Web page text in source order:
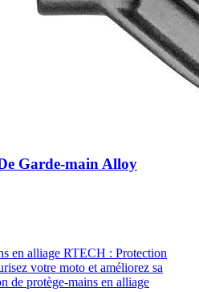
Garde-main Alloy
en alliage RTECH : Protection
votre moto et améliorez sa
de protège-mains en alliage